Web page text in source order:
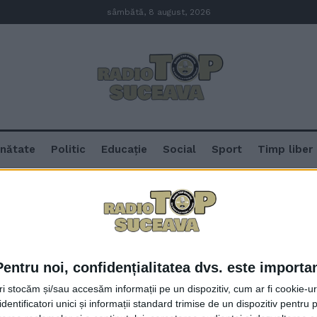
noi, confidențialitatea dvs. este
stocăm și/sau accesăm informații pe un dispozitiv, cum ar fi cookie-
unici și informații standard trimise de un dispozitiv pentru
sâmbătă, 8 august, 2026
Politic Educație Social Sport Timp liber
Elevii suceveni au obținut 40
concurs găzduit de Facultatea